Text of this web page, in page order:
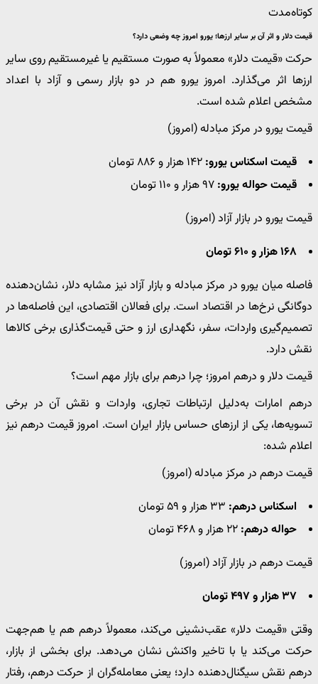
کوتاه‌مدت
قیمت دلار و اثر آن بر سایر ارزها؛ یورو امروز چه وضعی دارد؟
حرکت «قیمت دلار» معمولاً به صورت مستقیم یا غیرمستقیم روی سایر
ارزها اثر می‌گذارد. امروز یورو هم در دو بازار رسمی و آزاد با اعداد
مشخص اعلام شده است.
قیمت یورو در مرکز مبادله (امروز)
قیمت اسکناس یورو:
قیمت حواله یورو:
قیمت یورو در بازار آزاد (امروز)
۱۶۸ هزار و ۶۱۰ تومان
فاصله میان یورو در مرکز مبادله و بازار آزاد نیز مشابه دلار، نشان‌دهنده
دوگانگی نرخ‌ها در اقتصاد است. برای فعالان اقتصادی، این فاصله‌ها در
تصمیم‌گیری واردات، سفر، نگهداری ارز و حتی قیمت‌گذاری برخی کالاها
نقش دارد.
قیمت دلار و درهم امروز؛ چرا درهم برای بازار مهم است؟
درهم امارات به‌دلیل ارتباطات تجاری، واردات و نقش آن در برخی
تسویه‌ها، یکی از ارزهای حساس بازار ایران است. امروز قیمت درهم نیز
اعلام شده:
قیمت درهم در مرکز مبادله (امروز)
اسکناس درهم:
حواله درهم:
قیمت درهم در بازار آزاد (امروز)
۳۷ هزار و ۴۹۷ تومان
وقتی «قیمت دلار» عقب‌نشینی می‌کند، معمولاً درهم هم یا هم‌جهت
حرکت می‌کند یا با تاخیر واکنش نشان می‌دهد. برای بخشی از بازار،
درهم نقش سیگنال‌دهنده دارد؛ یعنی معامله‌گران از حرکت درهم، رفتار